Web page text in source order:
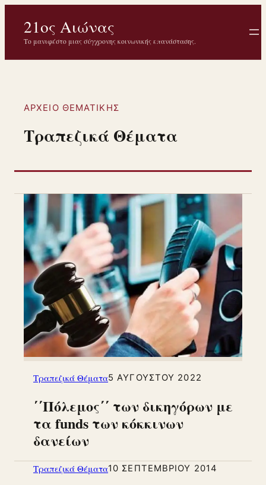
περιεχόμενο
21ος Αιώνας
Το μανιφέστο μιας σύγχρονης κοινωνικής επανάστασης.
ΑΡΧΕΊΟ ΘΕΜΑΤΙΚΉΣ
Τραπεζικά Θέματα
Τραπεζικά Θέματα5 ΑΥΓΟΎΣΤΟΥ 2022
΄΄Πόλεμος΄΄ των δικηγόρων με
τα funds των κόκκινων
δανείων
Τραπεζικά Θέματα10 ΣΕΠΤΕΜΒΡΊΟΥ 2014